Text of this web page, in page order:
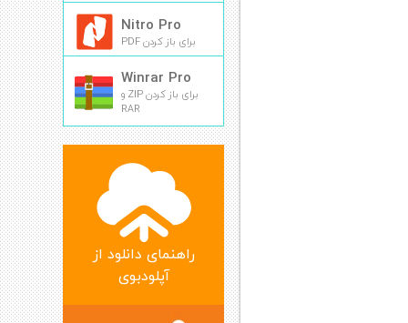
Nitro Pro
برای باز کردن PDF
Winrar Pro
برای باز کردن ZIP و
RAR
راهنمای دانلود از
آپلودبوی